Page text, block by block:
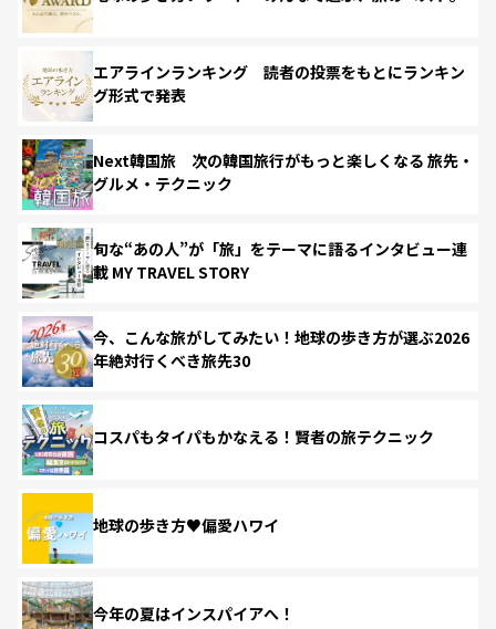
エアラインランキング 読者の投票をもとにランキン
グ形式で発表
Next韓国旅 次の韓国旅行がもっと楽しくなる 旅先・
グルメ・テクニック
旬な“あの人”が「旅」をテーマに語るインタビュー連
載 MY TRAVEL STORY
今、こんな旅がしてみたい！地球の歩き方が選ぶ2026
年絶対行くべき旅先30
コスパもタイパもかなえる！賢者の旅テクニック
地球の歩き方♥偏愛ハワイ
今年の夏はインスパイアへ！